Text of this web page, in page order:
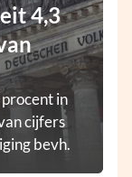
4,3
in
cijfers
bevh.